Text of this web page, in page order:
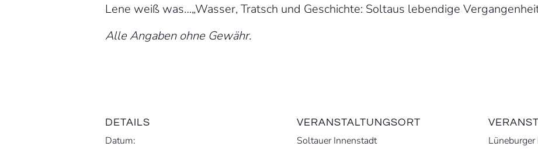
Lene weiß was…„Wasser, Tratsch und Geschichte: Soltaus lebendige
Alle Angaben ohne Gewähr.
DETAILS
Datum:
VERANSTALTUNGSORT
Soltauer Innenstadt